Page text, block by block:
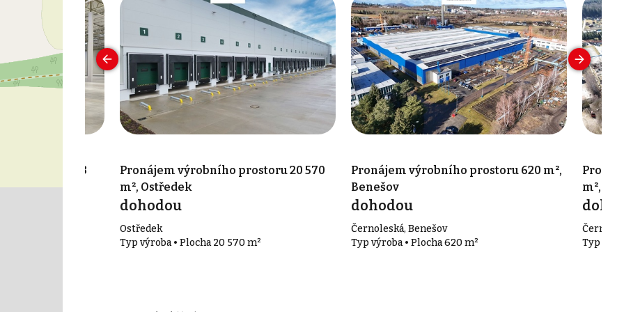
prostoru 5 973
Pronájem výrobního prostoru 20 570
m², Ostředek
dohodou
Ostředek
Typ výroba • Plocha 20 570 m²
Pronájem výrobního prostoru 620 m²,
Benešov
dohodou
Černoleská, Benešov
Typ výroba • Plocha 620 m²
m²,
Typ